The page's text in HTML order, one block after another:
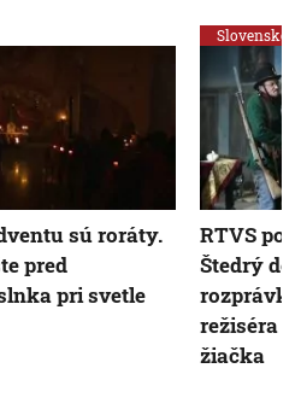
sú roráty.
pred
pri svetle
Slovensko
RTVS
Štedrý
režiséra
žiačka